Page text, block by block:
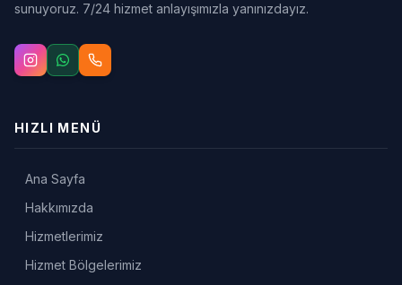
sunuyoruz. 7/24 hizmet anlayışımızla yanınızdayız.
HIZLI MENÜ
Ana Sayfa
Hakkımızda
Hizmetlerimiz
Hizmet Bölgelerimiz